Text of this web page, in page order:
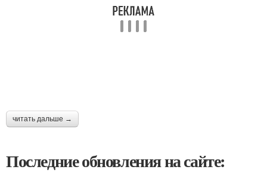
читать дальше →
Последние обновления на сайте: